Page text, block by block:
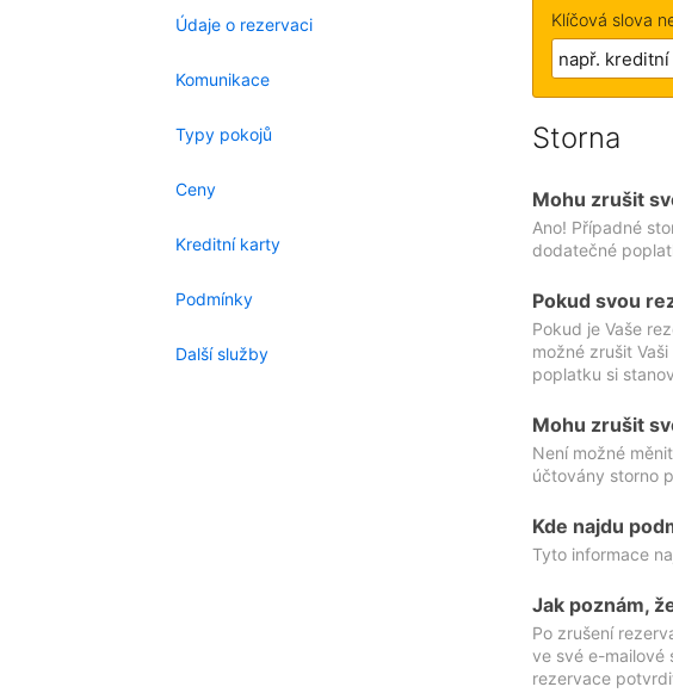
Údaje o rezervaci
Komunikace
Typy pokojů
Ceny
Kreditní karty
Podmínky
Další služby
Klíčová slova
Storna
Mohu zrušit
Ano! Případné
dodatečné
Pokud svou
Pokud je Vaše
možné zrušit
poplatku si
Mohu zrušit
Není možné
účtovány storno
Kde najdu
Tyto informace
Jak poznám,
Po zrušení
ve své e-mailové
rezervace